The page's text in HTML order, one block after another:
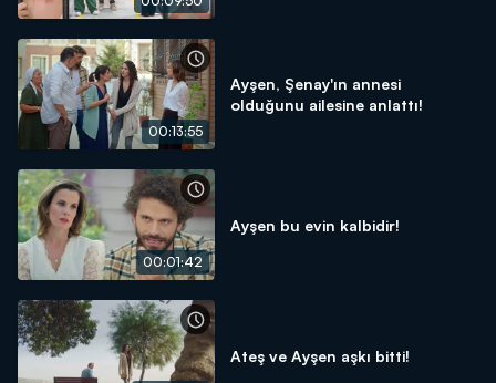
00:13:55
Ayşen, Şenay'ın annesi
olduğunu ailesine anlattı!
00:01:42
Ayşen bu evin kalbidir!
Ateş ve Ayşen aşkı bitti!